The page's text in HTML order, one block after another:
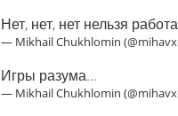
Нет, нет, нет нельзя
— Mikhail Chukhlomin
Игры разума...
— Mikhail Chukhlomin